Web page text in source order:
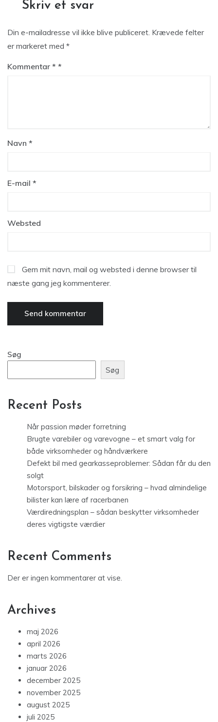
Skriv et svar
Din e-mailadresse vil ikke blive publiceret. Krævede felter
er markeret med *
Kommentar *
Navn *
E-mail *
Websted
Gem mit navn, mail og websted i denne browser til
næste gang jeg kommenterer.
Søg
Søg
Recent Posts
Når passion møder forretning
Brugte varebiler og varevogne – et smart valg for
både virksomheder og håndværkere
Defekt bil med gearkasseproblemer: Sådan får du den
solgt
Motorsport, bilskader og forsikring – hvad almindelige
bilister kan lære af racerbanen
Værdiredningsplan – sådan beskytter virksomheder
deres vigtigste værdier
Recent Comments
Der er ingen kommentarer at vise.
Archives
maj 2026
april 2026
marts 2026
januar 2026
december 2025
november 2025
august 2025
juli 2025